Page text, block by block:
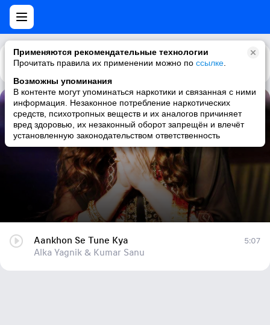
Применяются рекомендательные технологии
Прочитать правила их применении можно по ссылке
Возможны упоминания
В контенте могут упоминаться наркотики и связанная с ними
информация. Незаконное потребление наркотических
средств, психотропных веществ и их аналогов причиняет
вред здоровью, их незаконный оборот запрещён и влечёт
установленную законодательством ответственность
Каталог Рекомендации
Aankhon Se Tune Kya
Alka Yagnik & Kumar Sanu
Aankhon Se Tune Kya
Alka Yagnik & Kumar Sanu
5:07